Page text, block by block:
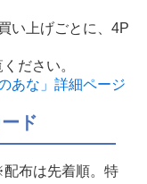
い上げごとに、4P
ださい。
あな」詳細ページ
ド
布は先着順。特